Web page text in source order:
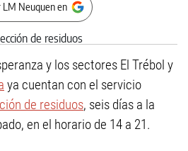
LM Neuquen en
y los sectores El Trébol y
ya cuentan con el servicio
de residuos, seis días a la
en el horario de 14 a 21.